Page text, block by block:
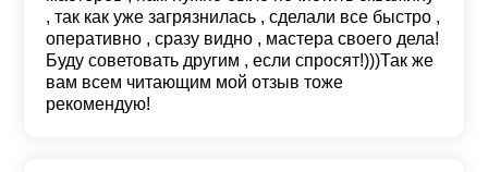
, так как уже загрязнилась , сделали все быстро ,
оперативно , сразу видно , мастера своего дела!
Буду советовать другим , если спросят!)))Так же
вам всем читающим мой отзыв тоже
рекомендую!